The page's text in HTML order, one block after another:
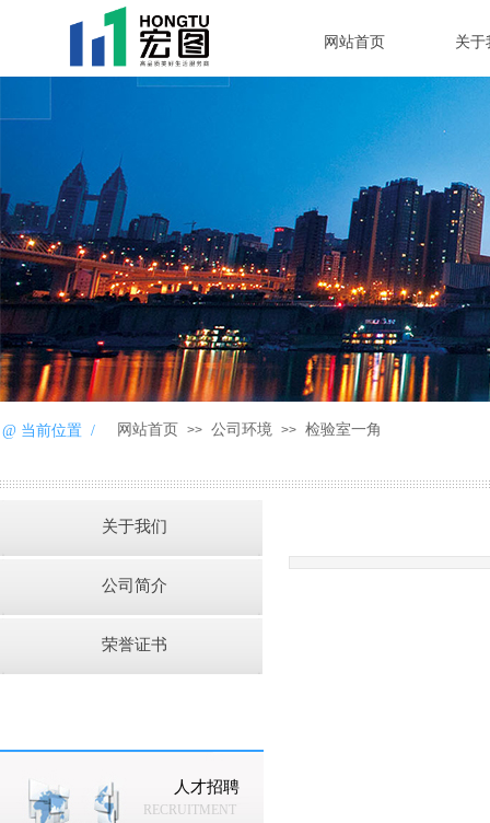
网站首页 关于
@ 当前位置 / 网站首页 >> 公司环境 >> 检验室一角
关于我们
公司简介
荣誉证书
人才招聘
RECRUITMENT